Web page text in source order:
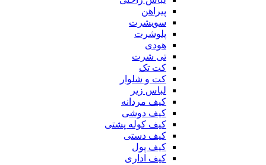
پیراهن
سویشرت
پلوشرت
هودی
تی شرت
کت تک
کت و شلوار
لباس زیر
کیف مردانه
کیف دوشی
کیف کوله پشتی
کیف دستی
کیف پول
کیف اداری